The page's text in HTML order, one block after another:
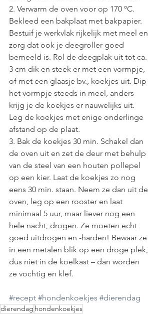
2. Verwarm de oven voor op 170 ºC.
Bekleed een bakplaat met bakpapier.
Bestuif je werkvlak rijkelijk met meel en
zorg dat ook je deegroller goed
bemeeld is. Rol de deegplak uit tot ca.
3 cm dik en steek er met een vormpje,
of met een glaasje bv., koekjes uit. Dip
het vormpje steeds in meel, anders
krijg je de koekjes er nauwelijks uit.
Leg de koekjes met enige onderlinge
afstand op de plaat.
3. Bak de koekjes 30 min. Schakel dan
de oven uit en zet de deur met behulp
van de steel van een houten pollepel
op een kier. Laat de koekjes zo nog
eens 30 min. staan. Neem ze dan uit de
oven, leg op een rooster en laat
minimaal 5 uur, maar liever nog een
hele nacht, drogen. Ze moeten echt
goed uitdrogen en -harden! Bewaar ze
in een metalen blik op een droge plek,
dus niet in de koelkast – dan worden
ze vochtig en klef.
#recept #hondenkoekjes #dierendag
dierendag hondenkoekjes